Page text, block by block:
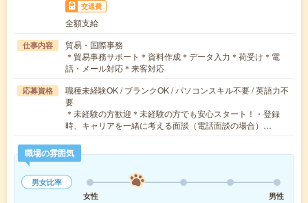
交通費
全額支給
仕事内容
貿易・国際事務
＊貿易事務サポート＊資料作成＊データ入力＊荷受け＊電
話・メール対応＊来客対応
応募資格
職種未経験OK / ブランクOK / パソコンスキル不要 / 英語力不
要
＊未経験の方歓迎＊未経験の方でも安心スタート！・登録
時、キャリアを一緒に考える面談（電話面談の場合）…
職場の雰囲気
男女比率
女性
男性